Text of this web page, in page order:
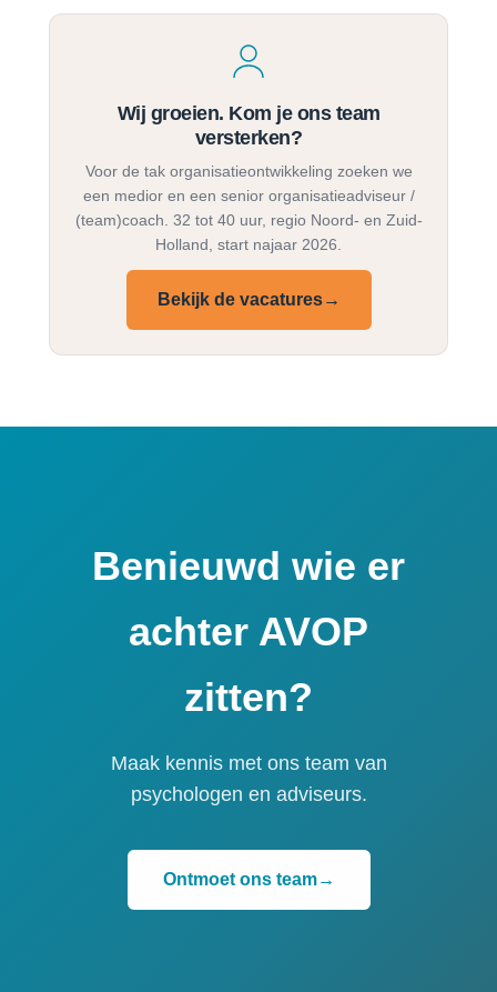
Wij groeien. Kom je ons team
versterken?
Voor de tak organisatieontwikkeling zoeken we
een medior en een senior organisatieadviseur /
(team)coach. 32 tot 40 uur, regio Noord- en Zuid-
Holland, start najaar 2026.
Bekijk de vacatures→
Benieuwd wie er
achter AVOP
zitten?
Maak kennis met ons team van
psychologen en adviseurs.
Ontmoet ons team→